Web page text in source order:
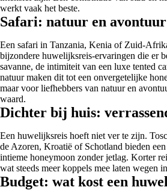
werkt vaak het beste.
Safari: natuur en avontuur
Een safari in Tanzania, Kenia of Zuid-
bijzondere huwelijksreis-ervaringen die er
savanne, de intimiteit van een luxe tented
natuur maken dit tot een onvergetelijke
maar voor liefhebbers van natuur en
waard.
Dichter bij huis:
Een huwelijksreis hoeft niet ver te zijn.
de Azoren, Kroatië of Schotland bieden
intieme honeymoon zonder jetlag. Korter
wat steeds meer koppels mee laten wegen
Budget: wat kost een